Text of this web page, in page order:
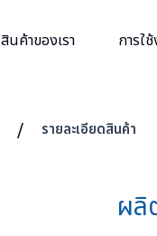
สินค้าของเรา การใ
รายละเอียดสินค้า
ผลิ